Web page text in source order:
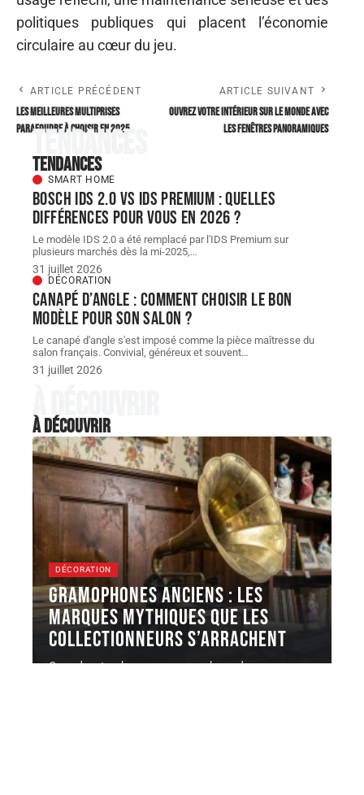
politiques publiques qui placent l’économie
circulaire au cœur du jeu.
ARTICLE PRÉCÉDENT
Les meilleures multiprises
parafoudre à choisir en 2025
ARTICLE SUIVANT
Ouvrez votre intérieur sur le monde avec
les fenêtres panoramiques
Tendances
Tendances
SMART HOME
Bosch IDS 2.0 vs ids premium : quelles
différences pour vous en 2026 ?
Le modèle IDS 2.0 a été remplacé par l'IDS Premium sur
plusieurs marchés dès la mi-2025,…
31 juillet 2026
DÉCORATION
Canapé d’angle : comment choisir le bon
modèle pour son salon ?
Le canapé d'angle s'est imposé comme la pièce maîtresse du
salon français. Convivial, généreux et souvent…
31 juillet 2026
À découvrir
À découvrir
DÉCORATION
Gramophones anciens : les
marques mythiques que les
collectionneurs s’arrachent
Quand on tombe sur un gramophone dans une